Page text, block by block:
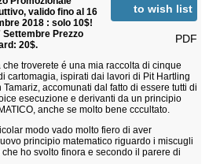
to wish list
PDF
valido fino al 16
2018 : solo 10$!
Settembre Prezzo
20$.
che troverete é una mia raccolta di cinque
cartomagia, ispirati dai lavori di Pit Hartling
Tamariz, accomunati dal fatto di essere tutti di
esecuzione e derivanti da un principio
anche se molto bene cccultato.
modo vado molto fiero di aver
principio matematico riguardo i miscugli
ho svolto finora e secondo il parere di